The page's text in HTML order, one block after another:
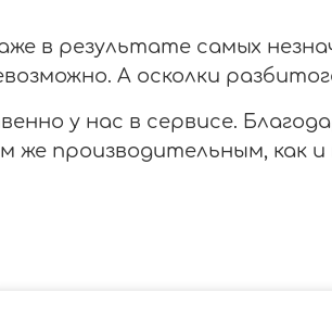
в результате самых
А осколки
у нас в сервисе.
же производительным, как и